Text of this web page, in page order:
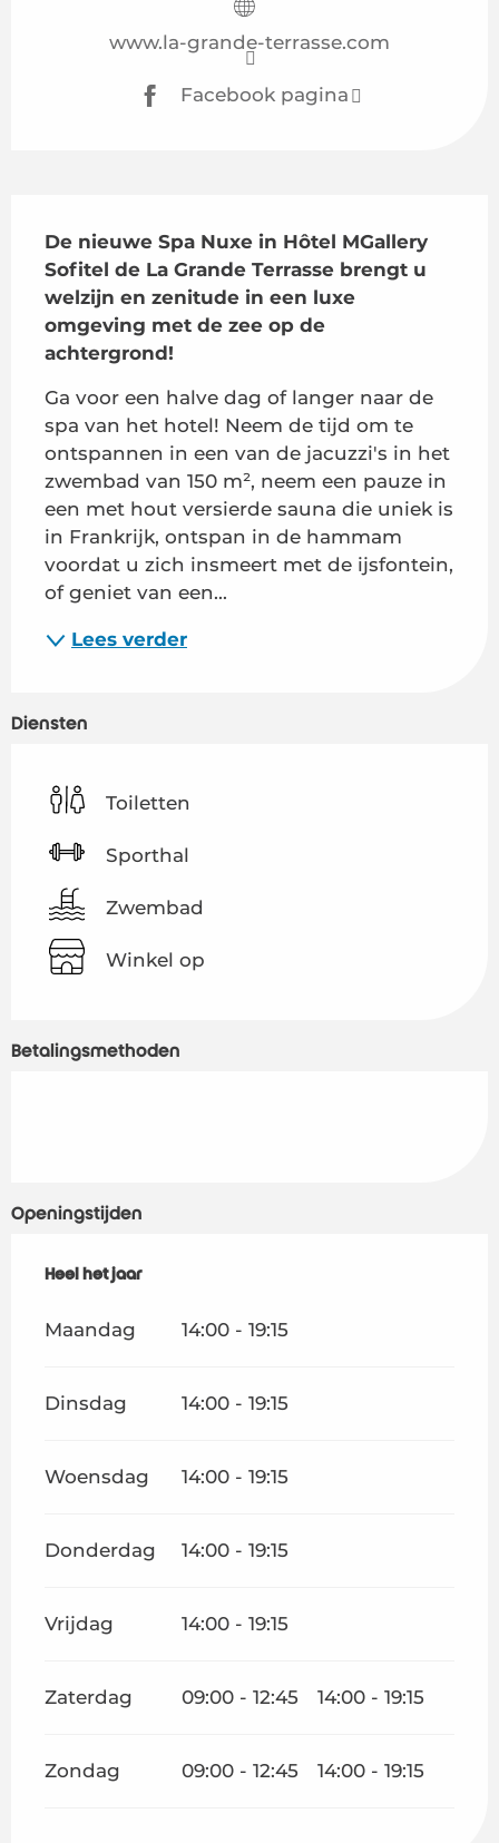
www.la-grande-terrasse.com
Facebook pagina
De nieuwe Spa Nuxe in Hôtel MGallery
Sofitel de La Grande Terrasse brengt u
welzijn en zenitude in een luxe
omgeving met de zee op de
achtergrond!
Ga voor een halve dag of langer naar de
spa van het hotel! Neem de tijd om te
ontspannen in een van de jacuzzi's in het
zwembad van 150 m², neem een pauze in
een met hout versierde sauna die uniek is
in Frankrijk, ontspan in de hammam
voordat u zich insmeert met de ijsfontein,
of geniet van een...
Lees verder
Diensten
Toiletten
Sporthal
Zwembad
Winkel op
Betalingsmethoden
Openingstijden
Heel het jaar
Heel het jaar
Maandag 14:00 - 19:15
Dinsdag 14:00 - 19:15
Woensdag 14:00 - 19:15
Donderdag 14:00 - 19:15
Vrijdag 14:00 - 19:15
Zaterdag 09:00 - 12:45 14:00 - 19:15
Zondag 09:00 - 12:45 14:00 - 19:15